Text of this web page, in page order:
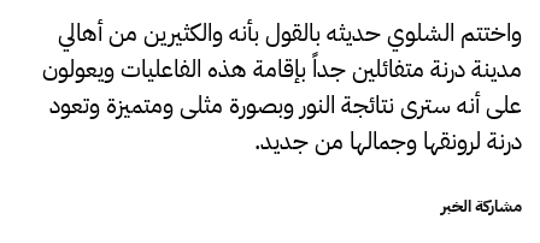
واختتم الشلوي حديثه بالقول بأنه والكثيرين من أهالي
مدينة درنة متفائلين جداً بإقامة هذه الفاعليات ويعولون
على أنه سترى نتائجة النور وبصورة مثلى ومتميزة وتعود
درنة لرونقها وجمالها من جديد.
مشاركة الخبر